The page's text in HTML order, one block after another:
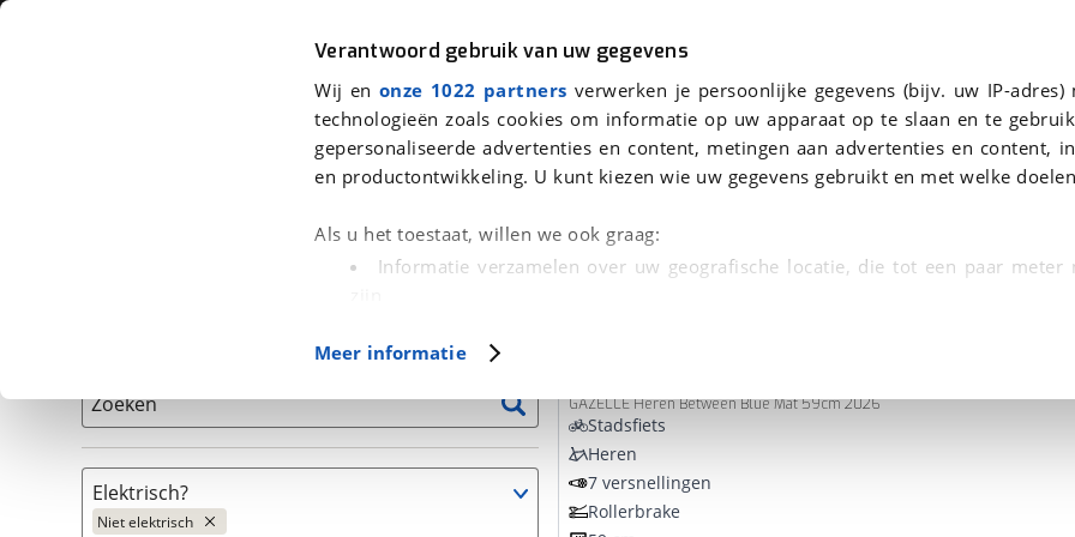
Verantwoord gebruik van uw gegevens
Wij en onze 1022 partners verwerken je persoonlijke gegevens (bijv. uw IP-adres)
technologieën zoals cookies om informatie op uw apparaat op te slaan en te
gepersonaliseerde advertenties en content, metingen aan advertenties en content,
en productontwikkeling. U kunt kiezen wie uw gegevens gebruikt en met welke
Als u het toestaat, willen we ook graag:
Informatie verzamelen over uw geografische locatie, die tot een paar meter
(fingerprinting)
in. U kunt uw toestemming op elk moment wijzigen of
Cookieverklaring.
Met cookies en vergelijkbare technieken zorgen we voor een betere en meer
Functionele cookies zorgen ervoor dat de website goed werkt. Ook gebruiken we
Meer informatie
Auto Fiets Motor
Fiets
We hebben 707 fietsen voor je gevonden
Zoeken
Elektrisch?
Niet elektrisch
GAZELLE Heren Between Blue Mat 59cm 2026
Stadsfiets
Heren
7 versnellingen
Rollerbrake